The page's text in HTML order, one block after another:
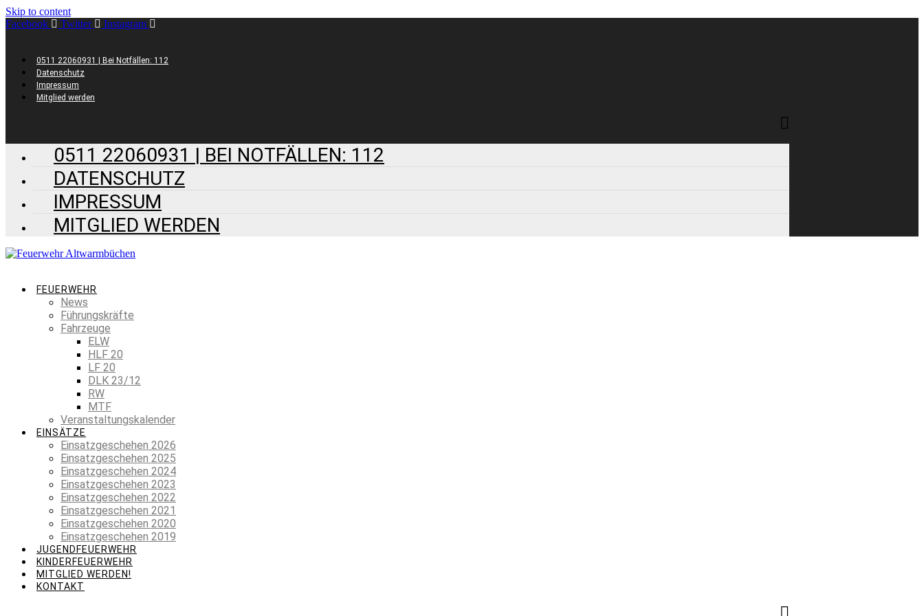
Skip to content
Facebook
Twitter Instagram
0511 22060931 | Bei Notfällen: 112
Datenschutz
Impressum
Mitglied werden
0511 22060931 | BEI NOTFÄLLEN: 112
DATENSCHUTZ
IMPRESSUM
MITGLIED WERDEN
FEUERWEHR
News
Führungskräfte
Fahrzeuge
ELW
HLF 20
LF 20
DLK 23/12
RW
MTF
Veranstaltungskalender
EINSÄTZE
Einsatzgeschehen 2026
Einsatzgeschehen 2025
Einsatzgeschehen 2024
Einsatzgeschehen 2023
Einsatzgeschehen 2022
Einsatzgeschehen 2021
Einsatzgeschehen 2020
Einsatzgeschehen 2019
JUGENDFEUERWEHR
KINDERFEUERWEHR
MITGLIED WERDEN!
KONTAKT